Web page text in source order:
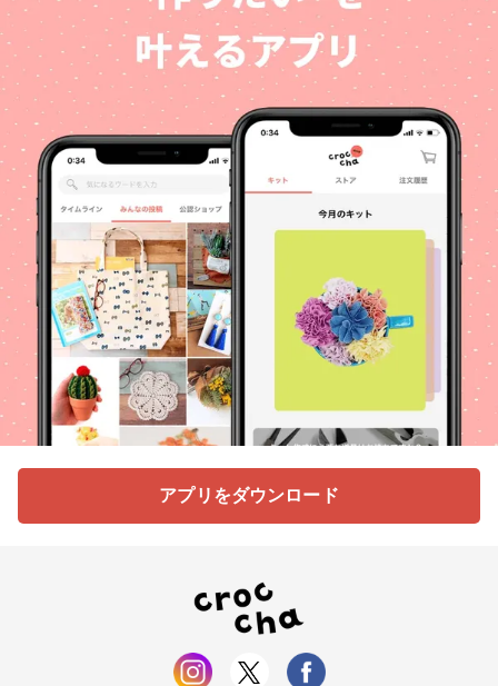
アプリをダウンロード